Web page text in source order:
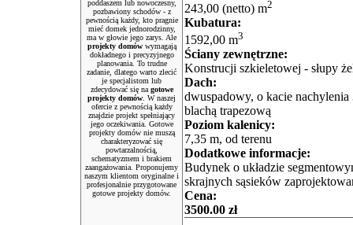
poddaszem lub nowoczesny,
pozbawiony schodów - z
pewnością każdy, kto pragnie
mieć domek jednorodzinny,
ma w głowie jego zarys. Ale
projekty domówwymagają
dokładnego i precyzyjnego
planowania. To trudne
zadanie, dlatego warto zlecić
je specjalistom lub
zdecydować się na gotowe
projekty domów . W naszej
ofercie z pewnością każdy
znajdzie projekt spełniający
jego oczekiwania. Gotowe
projekty domów nie muszą
charakteryzować się
powtarzalnością,
schematyzmem i brakiem
zaangażowania. Proponujemy
naszym klientom oryginalne i
profesjonalnie przygotowane
gotowe projekty domów.
243,00 (netto) m2
Kubatura:
1592,00 m3
Ściany zewnętrzne:
Konstrucji szkieletowej - słupy
Dach:
dwuspadowy, o kacie
blachą trapezową
Poziom kalenicy:
7,35 m, od terenu
Dodatkowe informacje:
Budynek o układzie
skrajnych sąsieków
Cena:
3500.00 zł